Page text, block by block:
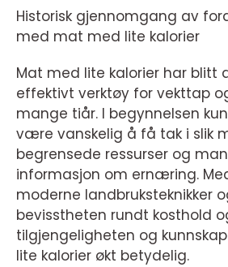
Historisk gjennomgang av
med mat med lite kalorier
Mat med lite kalorier har blitt
effektivt verktøy for vekttap
mange tiår. I begynnelsen
være vanskelig å få tak i slik
begrensede ressurser og
informasjon om ernæring.
moderne landbruksteknikker
bevisstheten rundt kosthold
tilgjengeligheten og
lite kalorier økt betydelig.